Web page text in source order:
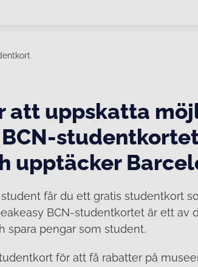
att uppskatta
BCN-
upptäcker
får du ett gratis studentkort
BCN-studentkortet är ett av
spara pengar som student.
för att få rabatter på